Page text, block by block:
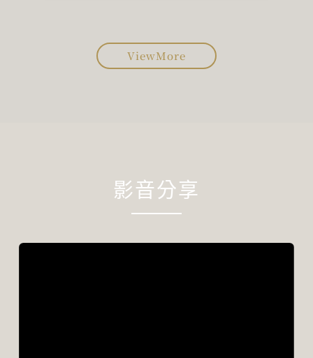
ViewMore
影音分享